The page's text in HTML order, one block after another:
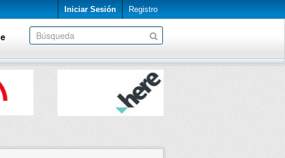
Iniciar Sesión Registro